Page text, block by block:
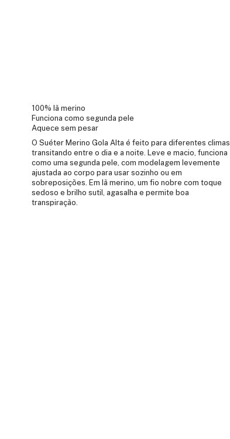
100% lã merino
Funciona como segunda pele
Aquece sem pesar
O Suéter Merino Gola Alta é feito para diferentes climas,
transitando entre o dia e a noite. Leve e macio, funciona
como uma segunda pele, com modelagem levemente
ajustada ao corpo para usar sozinho ou em
sobreposições. Em lã merino, um fio nobre com toque
sedoso e brilho sutil, agasalha e permite boa
transpiração.